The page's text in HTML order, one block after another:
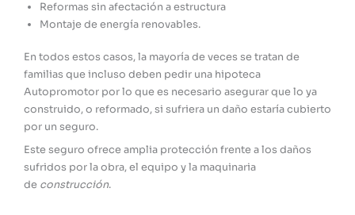
Reformas sin afectación a estructura
Montaje de energía renovables.
En todos estos casos, la mayoría de veces se tratan de
familias que incluso deben pedir una hipoteca
Autopromotor por lo que es necesario asegurar que lo ya
construido, o reformado, si sufriera un daño estaría cubierto
por un seguro.
Este seguro ofrece amplia protección frente a los daños
sufridos por la obra, el equipo y la maquinaria
de construcción.